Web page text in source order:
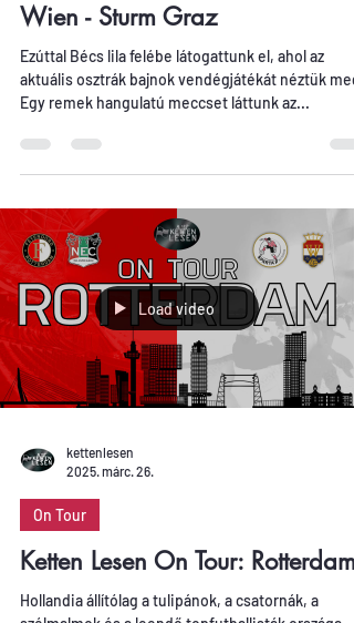
Wien - Sturm Graz
Ezúttal Bécs lila felébe látogattunk el, ahol az
aktuális osztrák bajnok vendégjátékát néztük
Egy remek hangulatú meccset láttunk az...
Load video
kettenlesen
2025. márc. 26.
On Tour
Ketten Lesen On Tour: Rotterdam
Hollandia állítólag a tulipánok, a csatornák, a